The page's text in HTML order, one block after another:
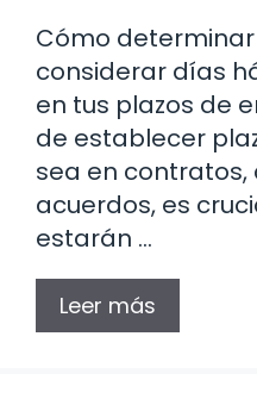
Cómo
considerar días
en tus plazos de
de establecer
sea en contratos,
acuerdos, es
estarán …
Leer más